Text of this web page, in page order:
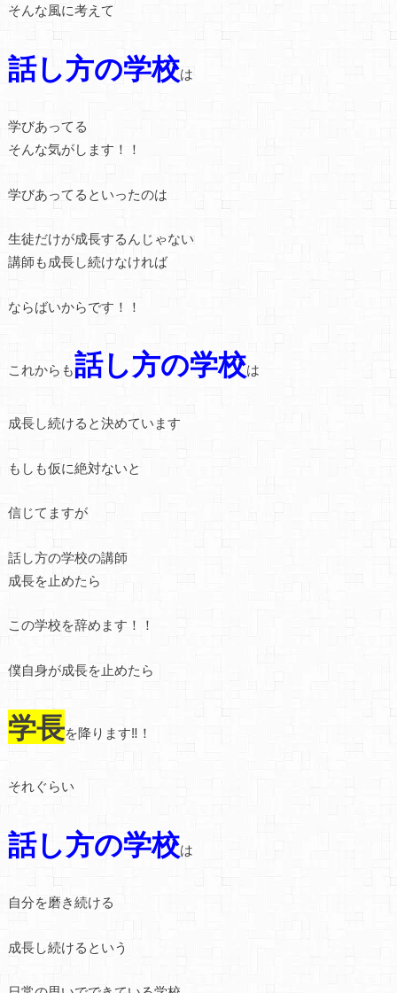
そんな風に考えて
話し方の学校は
学びあってる
そんな気がします！！
学びあってるといったのは
生徒だけが成長するんじゃない
講師も成長し続けなければ
ならばいからです！！
これからも話し方の学校は
成長し続けると決めています
もしも仮に絶対ないと
信じてますが
話し方の学校の講師
成長を止めたら
この学校を辞めます！！
僕自身が成長を止めたら
学長を降ります‼！
それぐらい
話し方の学校は
自分を磨き続ける
成長し続けるという